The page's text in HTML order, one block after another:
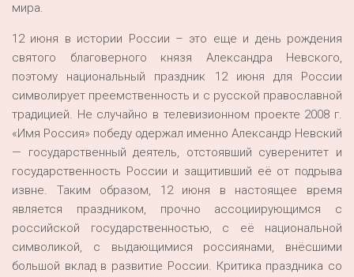
мира.
12 июня в истории России – это еще и день рождения
святого благоверного князя Александра Невского,
поэтому национальный праздник 12 июня для России
символирует преемственность и с русской православной
традицией. Не случайно в телевизионном проекте 2008 г.
«Имя Россия» победу одержал именно Александр Невский
— государственный деятель, отстоявший суверенитет и
государственность России и защитивший её от подрыва
извне. Таким образом, 12 июня в настоящее время
является праздником, прочно ассоциирующимся с
российской государственностью, с её национальной
символикой, с выдающимися россиянами, внёсшими
большой вклад в развитие России. Критика праздника со